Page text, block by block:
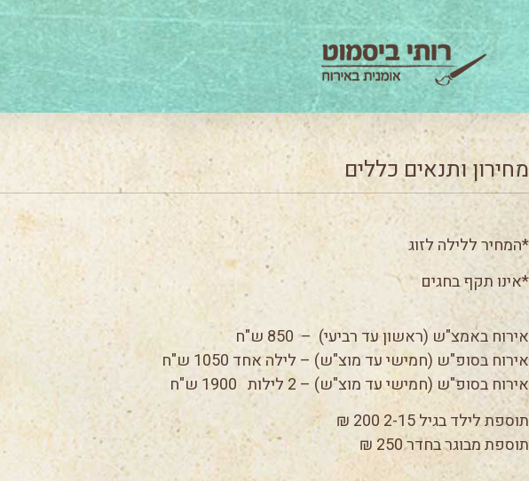
מחירון ותנאים כללים
*המחיר ללילה לזוג
*אינו תקף בחגים
אירוח באמצ"ש (ראשון עד רביעי) – 850 ש"ח
אירוח בסופ"ש (חמישי עד מוצ"ש) – לילה אחד 1050 ש"ח
אירוח בסופ"ש (חמישי עד מוצ"ש) – 2 לילות 1900 ש"ח
תוספת לילד בגיל 2-15 200 ₪
תוספת מבוגר בחדר 250 ₪